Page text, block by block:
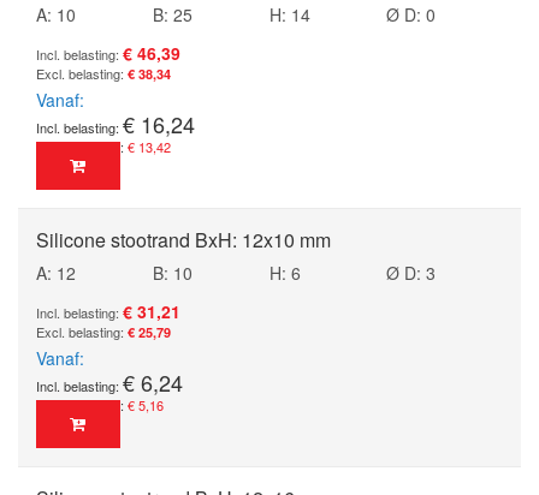
A: 10 B: 25 H: 14
Ø D: 0
€ 46,39
€ 38,34
Vanaf
€ 16,24
€ 13,42
Silicone stootrand BxH: 12x10 mm
A: 12 B: 10 H: 6
Ø D: 3
€ 31,21
€ 25,79
Vanaf
€ 6,24
€ 5,16